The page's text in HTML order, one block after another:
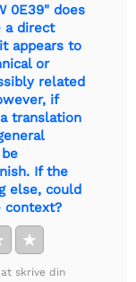
0E39" does
a direct
appears to
or
related
if
translation
If the
else, could
context?
★
skrive din